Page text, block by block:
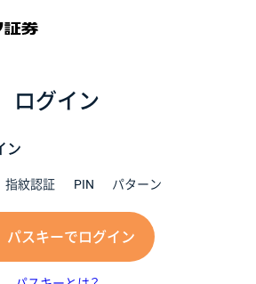
ログイン
ン
指紋認証 PIN パターン
パスキーでログイン